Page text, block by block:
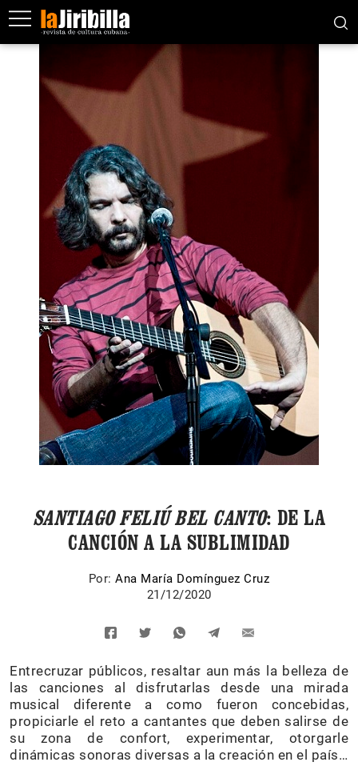
SANTIAGO FELIÚ BEL CANTO: DE LA
CANCIÓN A LA SUBLIMIDAD
Por:Ana María Domínguez Cruz
21/12/2020
Entrecruzar públicos, resaltar aun más la belleza de
las canciones al disfrutarlas desde una mirada
musical diferente a como fueron concebidas,
propiciarle el reto a cantantes que deben salirse de
su zona de confort, experimentar, otorgarle
dinámicas sonoras diversas a la creación en el país…